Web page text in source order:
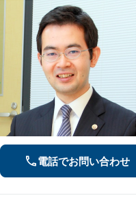
電話でお問い合わせ